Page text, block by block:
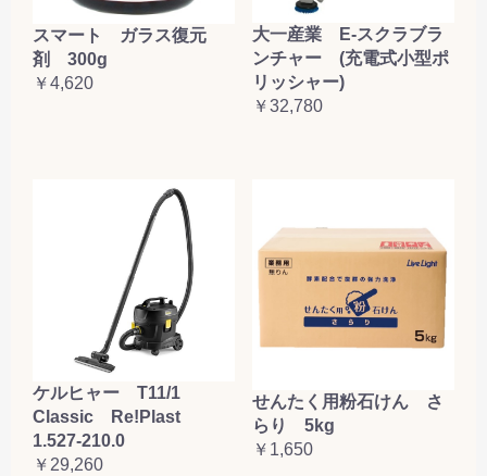
スマート ガラス復元
剤 300g
￥4,620
大一産業 E-スクラブラ
ンチャー (充電式小型ポ
リッシャー)
￥32,780
ケルヒャー T11/1
Classic Re!Plast
1.527-210.0
￥29,260
せんたく用粉石けん さ
らり 5kg
￥1,650